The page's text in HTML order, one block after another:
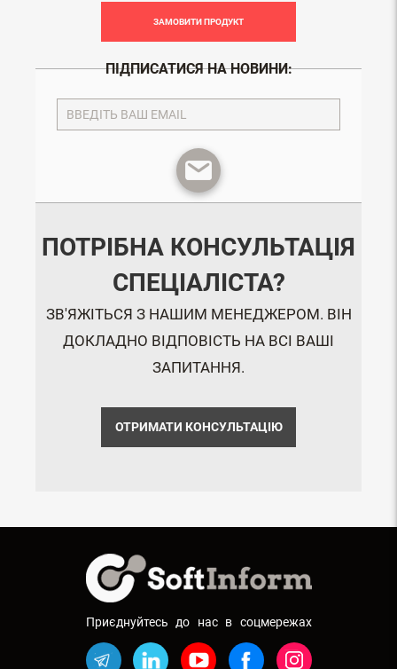
ЗАМОВИТИ ПРОДУКТ
ПІДПИСАТИСЯ НА НОВИНИ:
ПОТРІБНА КОНСУЛЬТАЦІЯ
СПЕЦІАЛІСТА?
ЗВ'ЯЖІТЬСЯ З НАШИМ МЕНЕДЖЕРОМ. ВІН
ДОКЛАДНО ВІДПОВІСТЬ НА ВСІ ВАШІ
ЗАПИТАННЯ.
ОТРИМАТИ КОНСУЛЬТАЦІЮ
Приєднуйтесь до нас в соцмережах